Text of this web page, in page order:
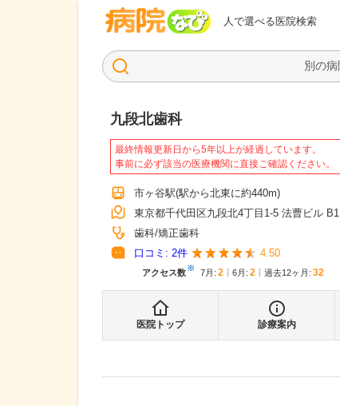
人で選べる医院検索
病院なび
九段北歯科
最終情報更新日から5年以上が経過しています。
事前に必ず該当の医療機関に直接ご確認ください。
市ヶ谷駅(駅から北東に約440m)
東京都千代田区九段北4丁目1-5 法曹ビル B1
歯科 矯正歯科
口コミ: 2件 4.50
アクセス数※ 7月 : 2 6月 : 2 過去12ヶ月: 32
医院トップ 診療案内